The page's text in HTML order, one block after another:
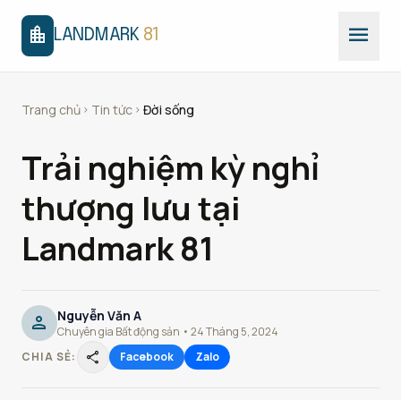
location_city LANDMARK 81 menu
Trang chủ chevron_right Tin tức chevron_right Đời sống
Trải nghiệm kỳ nghỉ
thượng lưu tại
Landmark 81
person Nguyễn Văn A
Chuyên gia Bất động sản • 24 Tháng 5, 2024
CHIA SẺ:
share Facebook Zalo